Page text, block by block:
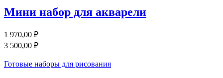
Мини набор для акварели
1 970,00 ₽
3 500,00 ₽
Готовые наборы для рисования